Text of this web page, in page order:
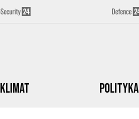
Klimat Polityka